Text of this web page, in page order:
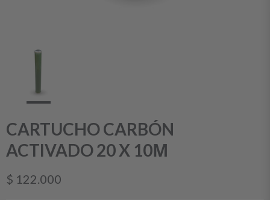
CARTUCHO CARBÓN
ACTIVADO 20 X 10Μ
$ 122.000